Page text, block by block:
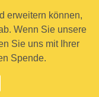
erweitern können,
Wenn Sie unsere
Sie uns mit Ihrer
Spende.